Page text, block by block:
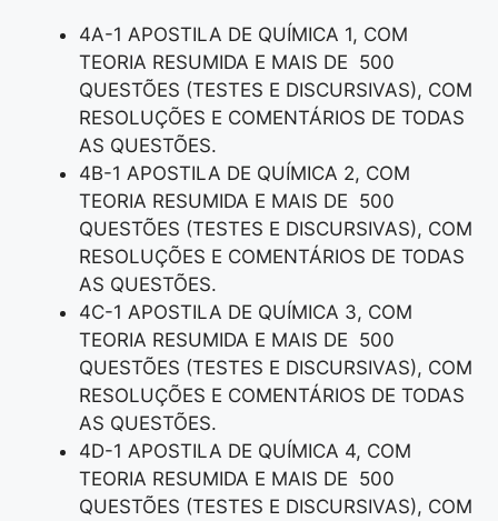
4A-1 APOSTILA DE QUÍMICA 1, COM
TEORIA RESUMIDA E MAIS DE 500
QUESTÕES (TESTES E DISCURSIVAS), COM
RESOLUÇÕES E COMENTÁRIOS DE TODAS
AS QUESTÕES.
4B-1 APOSTILA DE QUÍMICA 2, COM
TEORIA RESUMIDA E MAIS DE 500
QUESTÕES (TESTES E DISCURSIVAS), COM
RESOLUÇÕES E COMENTÁRIOS DE TODAS
AS QUESTÕES.
4C-1 APOSTILA DE QUÍMICA 3, COM
TEORIA RESUMIDA E MAIS DE 500
QUESTÕES (TESTES E DISCURSIVAS), COM
RESOLUÇÕES E COMENTÁRIOS DE TODAS
AS QUESTÕES.
4D-1 APOSTILA DE QUÍMICA 4, COM
TEORIA RESUMIDA E MAIS DE 500
QUESTÕES (TESTES E DISCURSIVAS), COM